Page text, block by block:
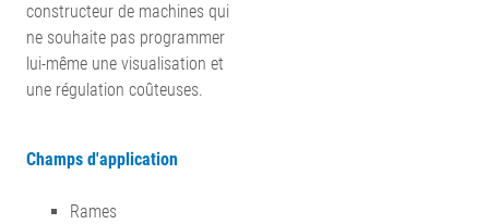
constructeur de machines qui
ne souhaite pas programmer
lui-même une visualisation et
une régulation coûteuses.
Champs d'application
Rames